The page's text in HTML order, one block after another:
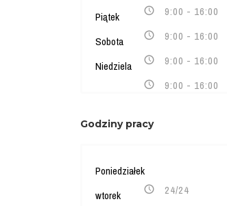
9:00 - 16:00
Piątek
9:00 - 16:00
Sobota
9:00 - 16:00
Niedziela
9:00 - 16:00
Godziny pracy
Poniedziałek
24/24
wtorek